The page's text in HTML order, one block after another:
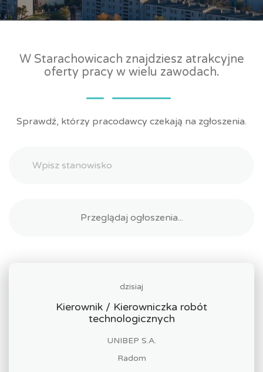
W Starachowicach znajdziesz atrakcyjne
oferty pracy w wielu zawodach.
Sprawdź, którzy pracodawcy czekają na zgłoszenia.
dzisiaj
Kierownik / Kierowniczka robót
technologicznych
UNIBEP S.A.
Radom